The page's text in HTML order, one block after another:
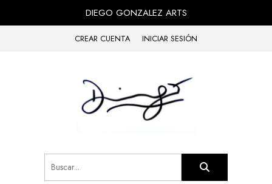
DIEGO GONZALEZ ARTS
CREAR CUENTA INICIAR SESIÓN